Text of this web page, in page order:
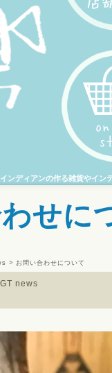
ディアンの作る雑貨やイン
せに
> お問い合わせについて
news